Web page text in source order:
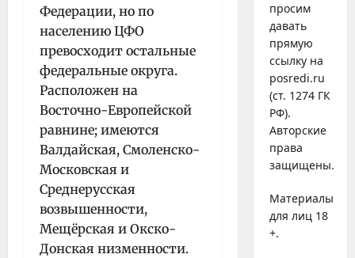
Федерации, но по
населению ЦФО
превосходит остальные
федеральные округа.
Расположен на
Восточно-Европейской
равнине; имеются
Валдайская, Смоленско-
Московская и
Среднерусская
возвышенности,
Мещёрская и Окско-
Донская низменности.
просим
давать
прямую
ссылку на
posredi.ru
(ст. 1274 ГК
РФ).
Авторские
права
защищены.
Материалы
для лиц 18
+.